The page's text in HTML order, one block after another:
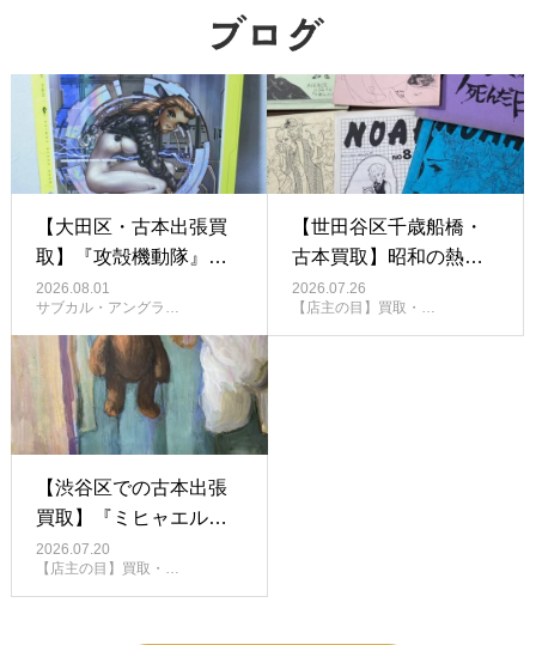
【大田区・古本出張買
取】『攻殻機動隊』海
外版アメコミを買取！
洋書・サブカル本もお
任せ｜古書窟揚羽堂
2026.08.01
サブカル・アングラ…
【世田谷区千歳船橋・
古本買取】昭和の熱
気！初期ガンダム等の
貴重なファンジン（同
2026.07.26
【店主の目】買取・…
【渋谷区での古本出張
買取】『ミヒャエル・
ゾーヴァ展』図録な
ど、大切にされてきた
2026.07.20
【店主の目】買取・…